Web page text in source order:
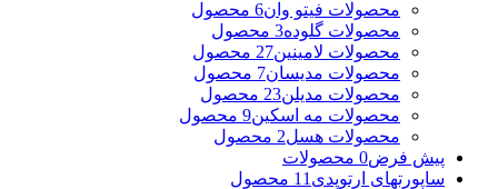
محصولات فیتو وان6 محصول
محصولات گلوده3 محصول
محصولات لامینین27 محصول
محصولات مدیسان7 محصول
محصولات مدیلن23 محصول
محصولات مه اسکین9 محصول
محصولات هسل2 محصول
پیش فرض0 محصولات
ساپورتهای ارتوپدی 11 محصول